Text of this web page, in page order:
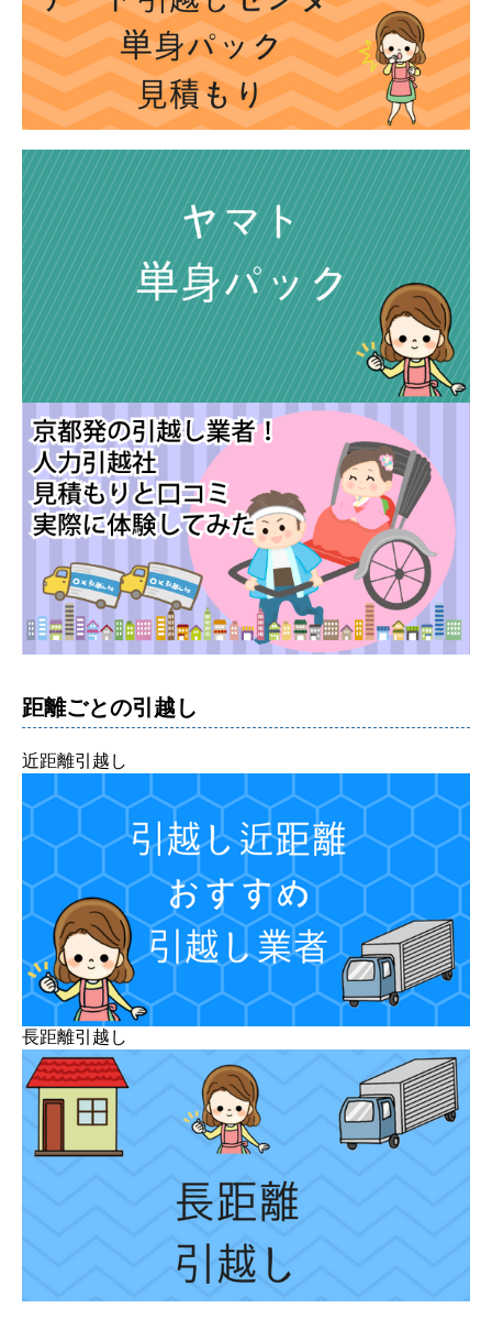
距離ごとの引越し
近距離引越し
長距離引越し